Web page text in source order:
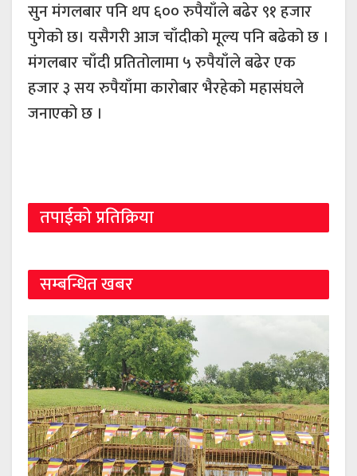
सुन मंगलबार पनि थप ६०० रुपैयाँले बढेर ९१ हजार
पुगेको छ। यसैगरी आज चाँदीको मूल्य पनि बढेको छ ।
मंगलबार चाँदी प्रतितोलामा ५ रुपैयाँले बढेर एक
हजार ३ सय रुपैयाँमा कारोबार भैरहेको महासंघले
जनाएको छ ।
तपाईको प्रतिक्रिया
सम्बन्धित खबर